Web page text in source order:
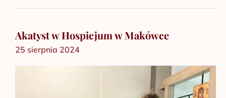
Akatyst w Hospicjum w Makówce
25 sierpnia 2024
Akatyst
w
Hospicjum